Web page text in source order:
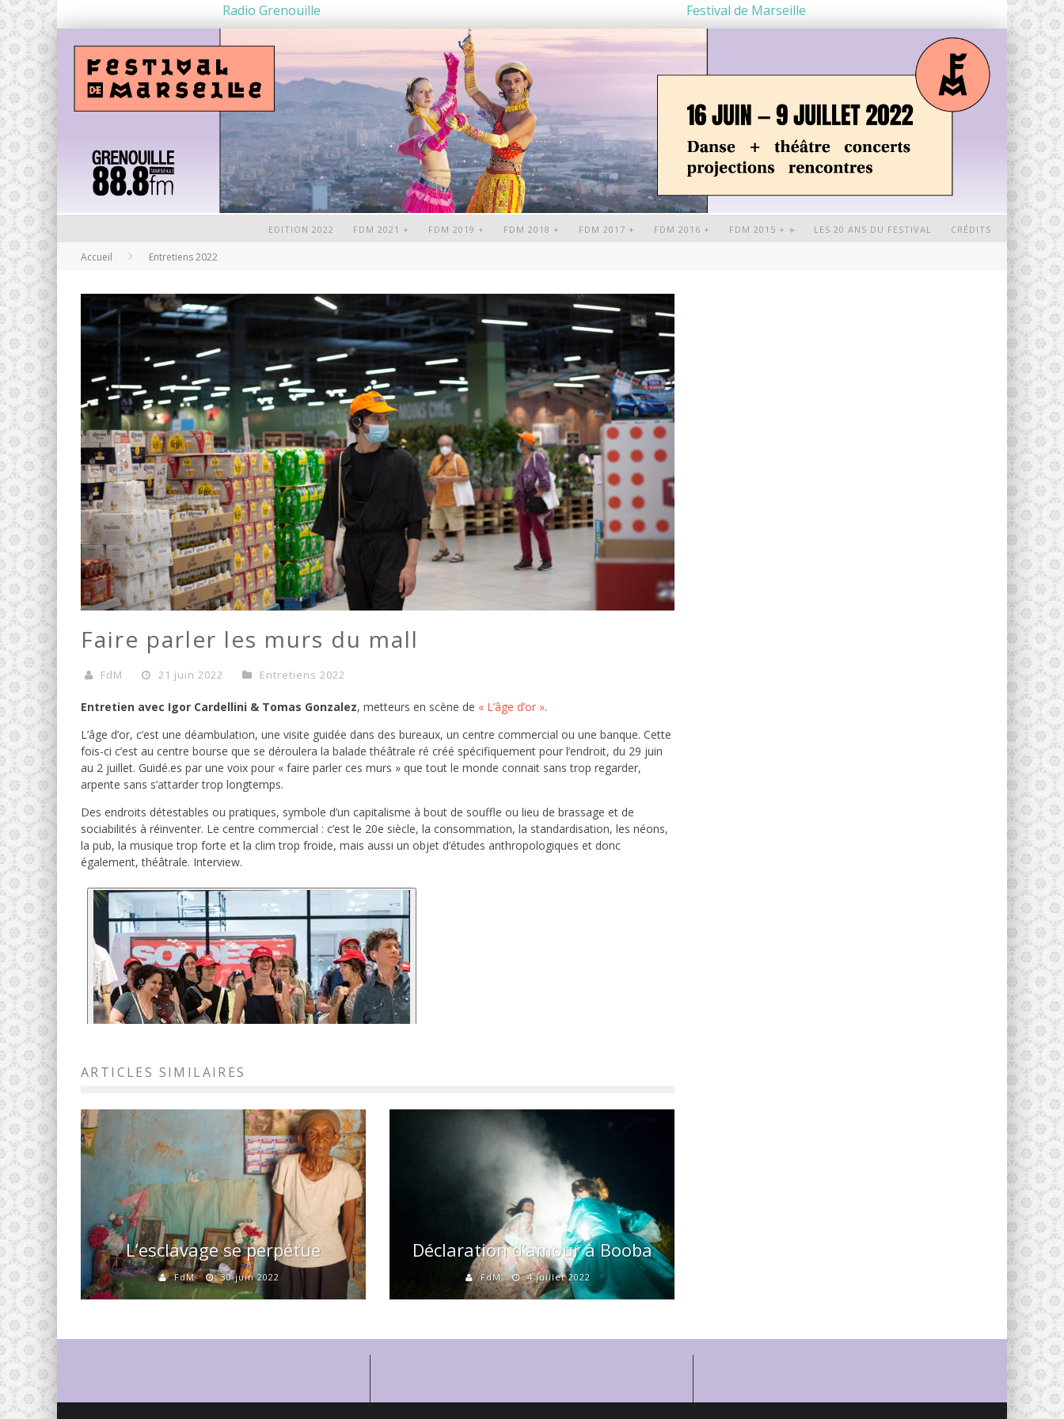
Radio Grenouille Festival de Marseille
EDITION 2022 FDM 2021 + FDM 2019 + FDM 2018 + FDM 2017 + FDM 2016 + FDM 2015 + LES 20 ANS DU FESTIVAL CRÉDITS
Accueil Entretiens 2022
Faire parler les murs du mall
FdM 21 juin 2022 Entretiens 2022
Entretien avec Igor Cardellini & Tomas Gonzalez, metteurs en scène de « L’âge d’or ».
L’âge d’or, c’est une déambulation, une visite guidée dans des bureaux, un centre commercial ou une banque. Cette
fois-ci c’est au centre bourse que se déroulera la balade théâtrale ré créé spécifiquement pour l’endroit, du 29 juin
au 2 juillet. Guidé.es par une voix pour « faire parler ces murs » que tout le monde connait sans trop regarder,
arpente sans s’attarder trop longtemps.
Des endroits détestables ou pratiques, symbole d’un capitalisme à bout de souffle ou lieu de brassage et de
sociabilités à réinventer. Le centre commercial : c’est le 20e siècle, la consommation, la standardisation, les néons,
la pub, la musique trop forte et la clim trop froide, mais aussi un objet d’études anthropologiques et donc
également, théâtrale. Interview.
ARTICLES SIMILAIRES
L’esclavage se perpétue
FdM 30 juin 2022
Déclaration d’amour à Booba
FdM 4 juillet 2022